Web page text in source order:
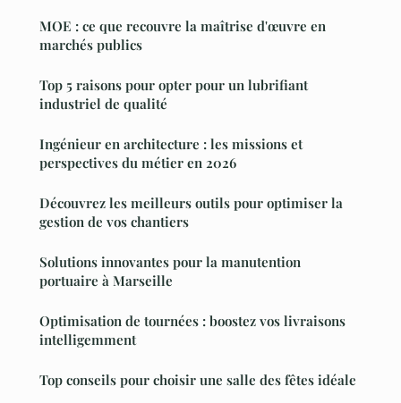
MOE : ce que recouvre la maîtrise d'œuvre en
marchés publics
Top 5 raisons pour opter pour un lubrifiant
industriel de qualité
Ingénieur en architecture : les missions et
perspectives du métier en 2026
Découvrez les meilleurs outils pour optimiser la
gestion de vos chantiers
Solutions innovantes pour la manutention
portuaire à Marseille
Optimisation de tournées : boostez vos livraisons
intelligemment
Top conseils pour choisir une salle des fêtes idéale